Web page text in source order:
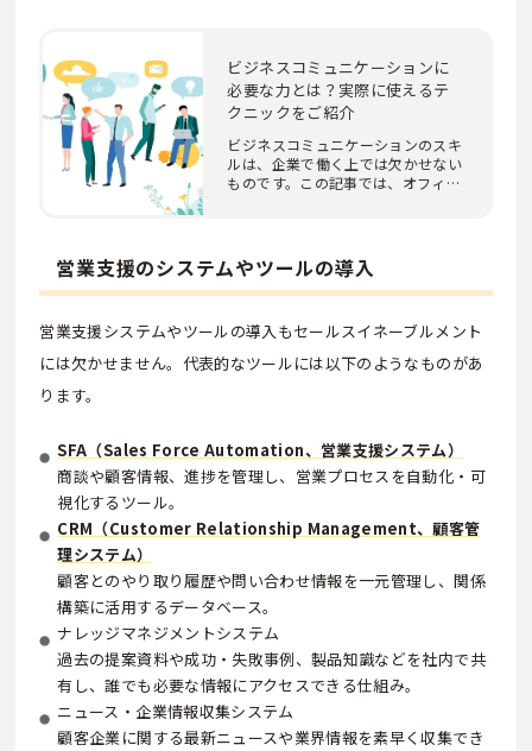
ビジネスコミュニケーションに
必要な力とは？実際に使えるテ
クニックをご紹介
ビジネスコミュニケーションのスキ
ルは、企業で働く上では欠かせない
ものです。この記事では、オフィス
営業支援のシステムやツールの導入
営業支援システムやツールの導入もセールスイネーブルメント
には欠かせません。代表的なツールには以下のようなものがあ
ります。
SFA（Sales Force Automation、営業支援システム）
商談や顧客情報、進捗を管理し、営業プロセスを自動化・可
視化するツール。
CRM（Customer Relationship Management、顧客管
理システム）
顧客とのやり取り履歴や問い合わせ情報を一元管理し、関係
構築に活用するデータベース。
ナレッジマネジメントシステム
過去の提案資料や成功・失敗事例、製品知識などを社内で共
有し、誰でも必要な情報にアクセスできる仕組み。
ニュース・企業情報収集システム
顧客企業に関する最新ニュースや業界情報を素早く収集でき